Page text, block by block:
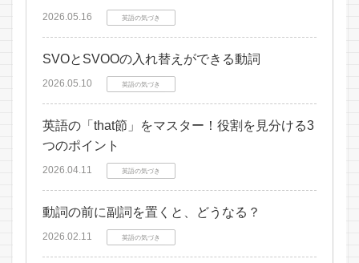
2026.05.16 英語の気づき
SVOとSVOOの入れ替えができる動詞
2026.05.10 英語の気づき
英語の「that節」をマスター！役割を見分ける3
つのポイント
2026.04.11 英語の気づき
動詞の前に副詞を置くと、どうなる？
2026.02.11 英語の気づき